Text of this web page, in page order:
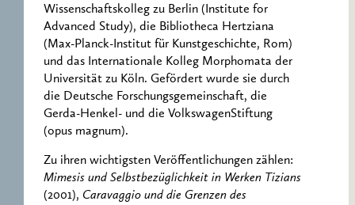
Wissenschaftskolleg zu Berlin (Institute for
Advanced Study), die Bibliotheca Hertziana
(Max-Planck-Institut für Kunstgeschichte, Rom)
und das Internationale Kolleg Morphomata der
Universität zu Köln. Gefördert wurde sie durch
die Deutsche Forschungsgemeinschaft, die
Gerda-Henkel- und die VolkswagenStiftung
(opus magnum).
Zu ihren wichtigsten Veröffentlichungen zählen:
Mimesis und Selbstbezüglichkeit in Werken Tizians
(2001), Caravaggio und die Grenzen des